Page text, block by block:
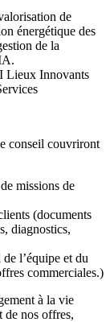
de
énergétique des
de la
Lieux Innovants
conseil couvriront
missions de
(documents
diagnostics,
l’équipe et du
commerciales.)
à la vie
de nos offres,